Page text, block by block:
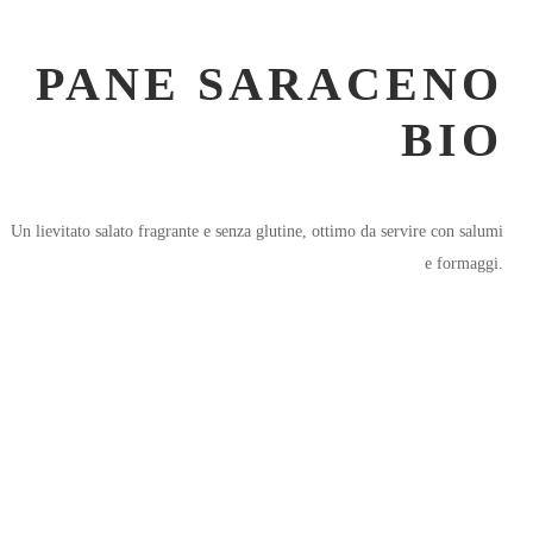
PANE SARACENO
BIO
Un lievitato salato fragrante e senza glutine, ottimo da servire con salumi
e formaggi.